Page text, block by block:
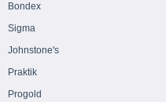
Bondex
Sigma
Johnstone's
Praktik
Progold